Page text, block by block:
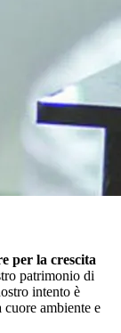
per la crescita
patrimonio di
intento è
ambiente e